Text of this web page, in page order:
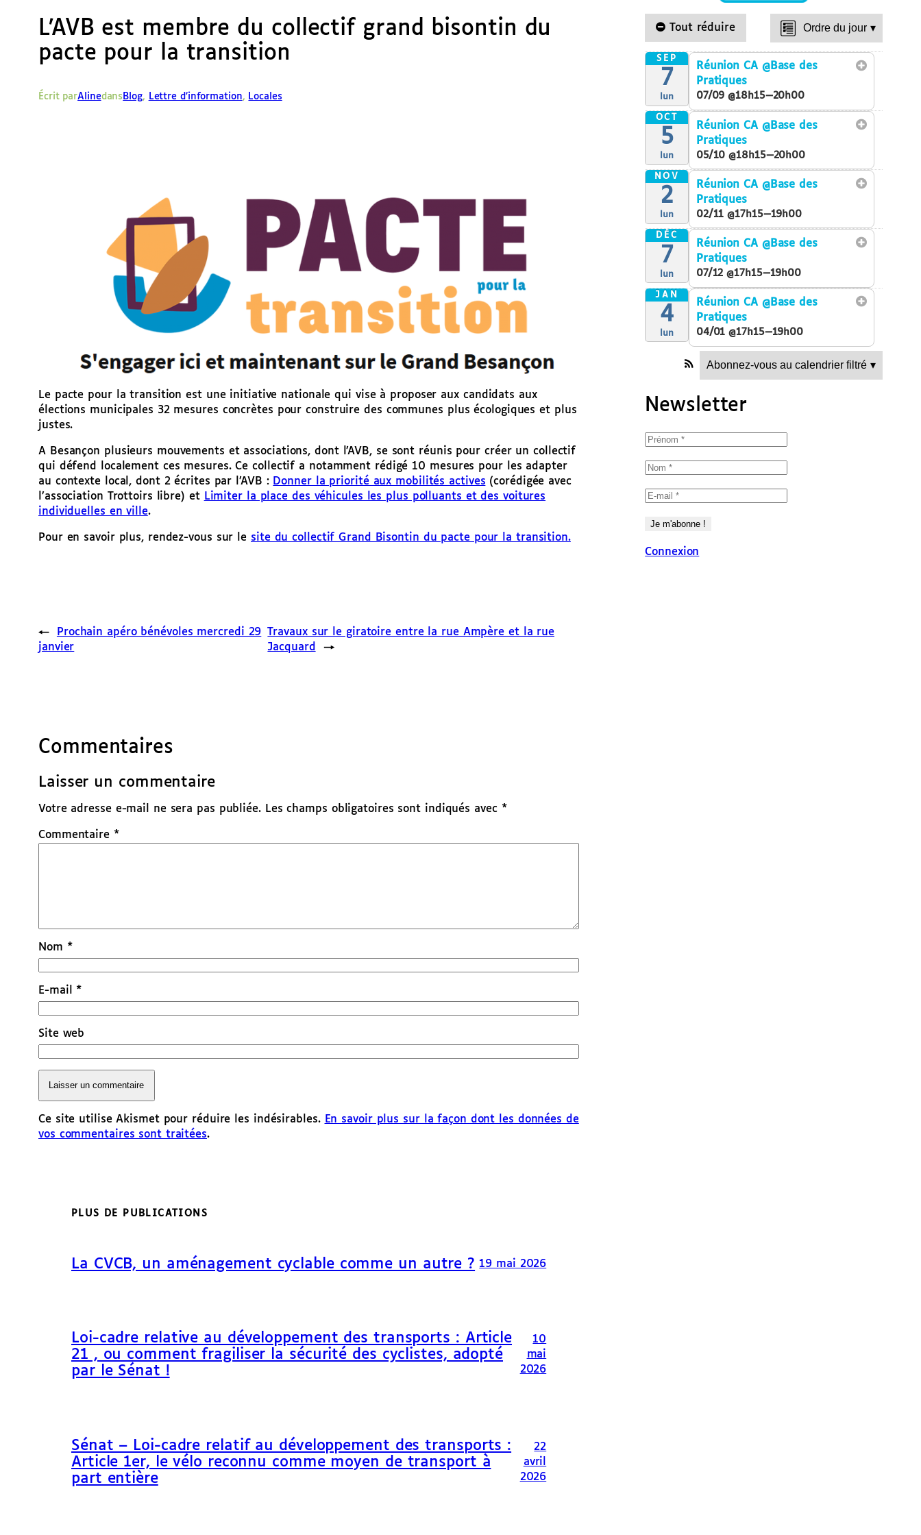
L’AVB est membre du collectif grand bisontin du
pacte pour la transition
Écrit parAlinedans Blog, Lettre d’information, Locales
Le pacte pour la transition est une initiative nationale qui vise à proposer aux candidats aux
élections municipales 32 mesures concrètes pour construire des communes plus écologiques et plus
justes.
A Besançon plusieurs mouvements et associations, dont l’AVB, se sont réunis pour créer un collectif
qui défend localement ces mesures. Ce collectif a notamment rédigé 10 mesures pour les adapter
au contexte local, dont 2 écrites par l’AVB : Donner la priorité aux mobilités actives (corédigée avec
l’association Trottoirs libre) et Limiter la place des véhicules les plus polluants et des voitures
individuelles en ville.
Pour en savoir plus, rendez-vous sur le site du collectif Grand Bisontin du pacte pour la transition.
←
Prochain apéro bénévoles mercredi 29
janvier
Travaux sur le giratoire entre la rue Ampère et la rue
Jacquard
→
Commentaires
Laisser un commentaire
Votre adresse e-mail ne sera pas publiée. Les champs obligatoires sont indiqués avec *
Commentaire *
Nom *
E-mail *
Site web
Ce site utilise Akismet pour réduire les indésirables. En savoir plus sur la façon dont les données de
vos commentaires sont traitées.
PLUS DE PUBLICATIONS
La CVCB, un aménagement cyclable comme un autre ? 19 mai 2026
Loi-cadre relative au développement des transports : Article
21 , ou comment fragiliser la sécurité des cyclistes, adopté
par le Sénat !
10
mai
2026
Sénat – Loi-cadre relatif au développement des transports :
Article 1er, le vélo reconnu comme moyen de transport à
part entière
22
avril
2026
Tout réduire Ordre du jour ▾
SEP
7
lun
Réunion CA @Base des
Pratiques
07/09 @18h15—20h00
OCT
5
lun
Réunion CA @Base des
Pratiques
05/10 @18h15—20h00
NOV
2
lun
Réunion CA @Base des
Pratiques
02/11 @17h15—19h00
DÉC
7
lun
Réunion CA @Base des
Pratiques
07/12 @17h15—19h00
JAN
4
lun
Réunion CA @Base des
Pratiques
04/01 @17h15—19h00
Abonnez-vous au calendrier filtré ▾
Newsletter
Connexion